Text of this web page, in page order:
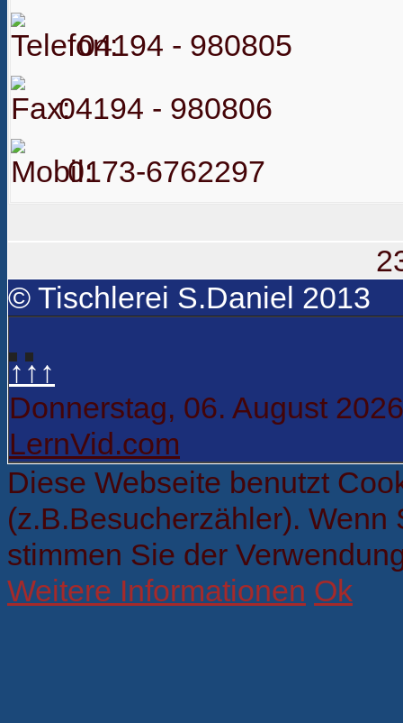
04194 - 980805
04194 - 980806
0173-6762297
© Tischlerei S.Daniel 2013
↑↑↑
Donnerstag, 06. August 2026
LernVid.com
Diese Webseite benutzt
(z.B.Besucherzähler).
stimmen Sie der
Weitere Informationen Ok